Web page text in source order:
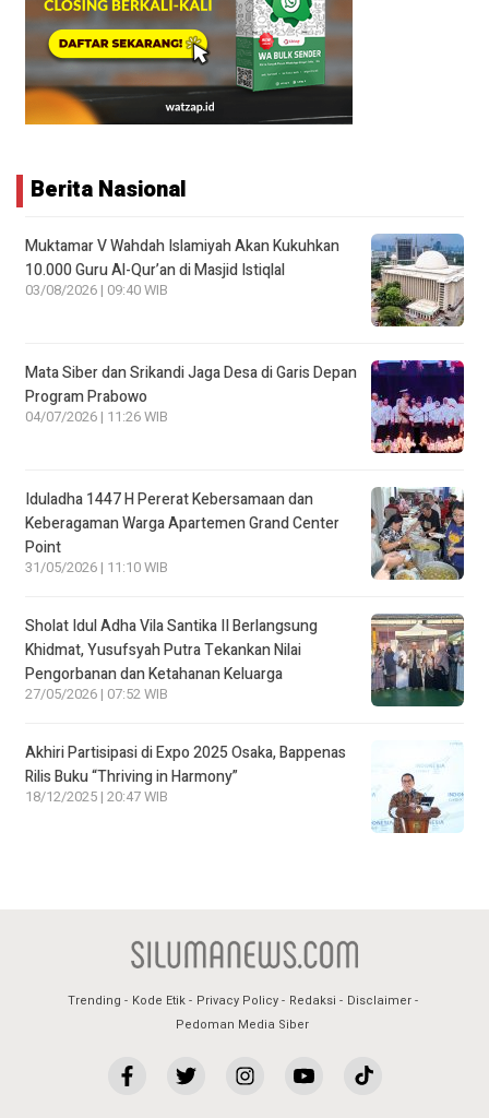
Berita Nasional
Muktamar V Wahdah Islamiyah Akan Kukuhkan
10.000 Guru Al-Qur’an di Masjid Istiqlal
03/08/2026 | 09:40 WIB
Mata Siber dan Srikandi Jaga Desa di Garis Depan
Program Prabowo
04/07/2026 | 11:26 WIB
Iduladha 1447 H Pererat Kebersamaan dan
Keberagaman Warga Apartemen Grand Center
Point
31/05/2026 | 11:10 WIB
Sholat Idul Adha Vila Santika II Berlangsung
Khidmat, Yusufsyah Putra Tekankan Nilai
Pengorbanan dan Ketahanan Keluarga
27/05/2026 | 07:52 WIB
Akhiri Partisipasi di Expo 2025 Osaka, Bappenas
Rilis Buku “Thriving in Harmony”
18/12/2025 | 20:47 WIB
Trending Kode Etik Privacy Policy Redaksi
Disclaimer
Pedoman Media Siber